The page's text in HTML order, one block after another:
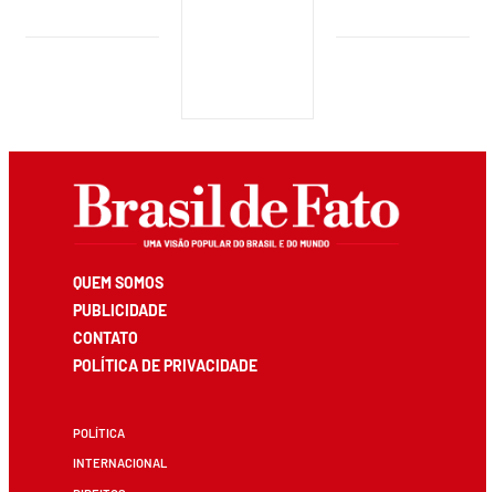
QUEM SOMOS
PUBLICIDADE
CONTATO
POLÍTICA DE PRIVACIDADE
POLÍTICA
INTERNACIONAL